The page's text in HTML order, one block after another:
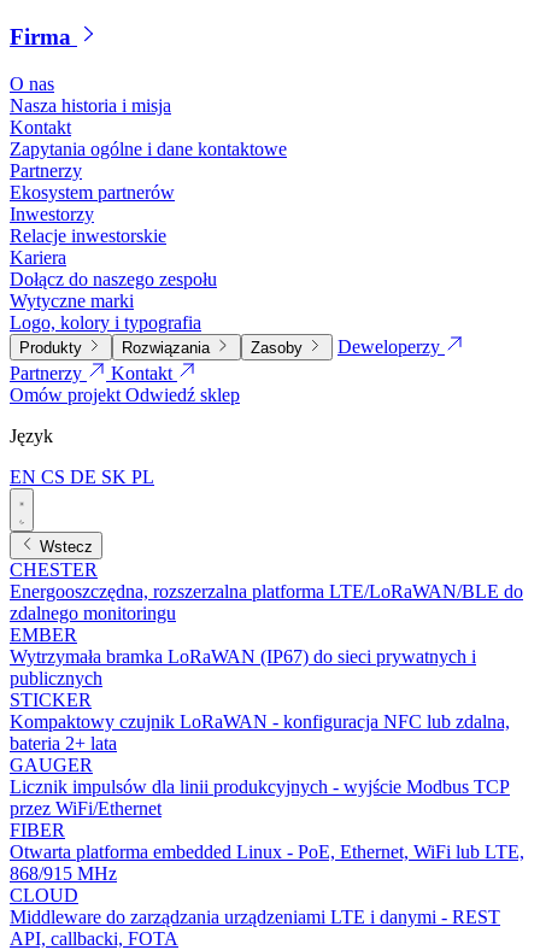
Firma
O nas
Nasza historia i misja
Kontakt
Zapytania ogólne i dane kontaktowe
Partnerzy
Ekosystem partnerów
Inwestorzy
Relacje inwestorskie
Kariera
Dołącz do naszego zespołu
Wytyczne marki
Logo, kolory i typografia
Produkty Rozwiązania Zasoby
Deweloperzy
Partnerzy
Kontakt
Omów projektOdwiedź sklep
Język
EN CS DE SK PL
Wstecz
CHESTER
Energooszczędna, rozszerzalna platforma LTE/LoRaWAN/BLE do
zdalnego monitoringu
EMBER
Wytrzymała bramka LoRaWAN (IP67) do sieci prywatnych i
publicznych
STICKER
Kompaktowy czujnik LoRaWAN - konfiguracja NFC lub zdalna,
bateria 2+ lata
GAUGER
Licznik impulsów dla linii produkcyjnych - wyjście Modbus TCP
przez WiFi/Ethernet
FIBER
Otwarta platforma embedded Linux - PoE, Ethernet, WiFi lub LTE,
868/915 MHz
CLOUD
Middleware do zarządzania urządzeniami LTE i danymi - REST
API, callbacki, FOTA